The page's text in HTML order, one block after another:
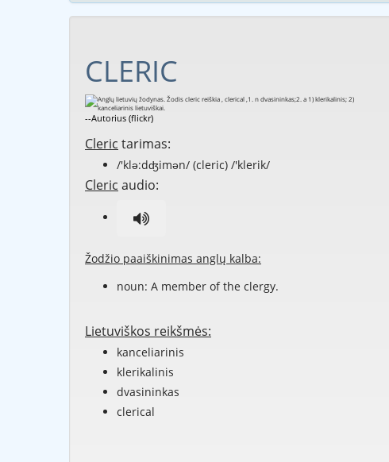
CLERIC
--Autorius (flickr)
Cleric tarimas:
/'klə:dʤimən/ (cleric) /'klerik/
Cleric audio:
Žodžio paaiškinimas anglų kalba:
noun: A member of the clergy.
Lietuviškos reikšmės:
kanceliarinis
klerikalinis
dvasininkas
clerical